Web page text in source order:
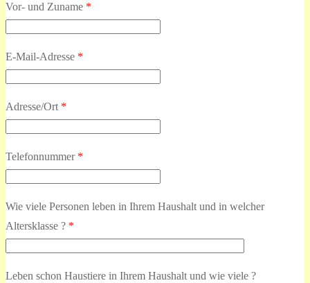
Vor- und Zuname *
E-Mail-Adresse *
Adresse/Ort *
Telefonnummer *
Wie viele Personen leben in Ihrem Haushalt und in welcher
Altersklasse ? *
Leben schon Haustiere in Ihrem Haushalt und wie viele ?